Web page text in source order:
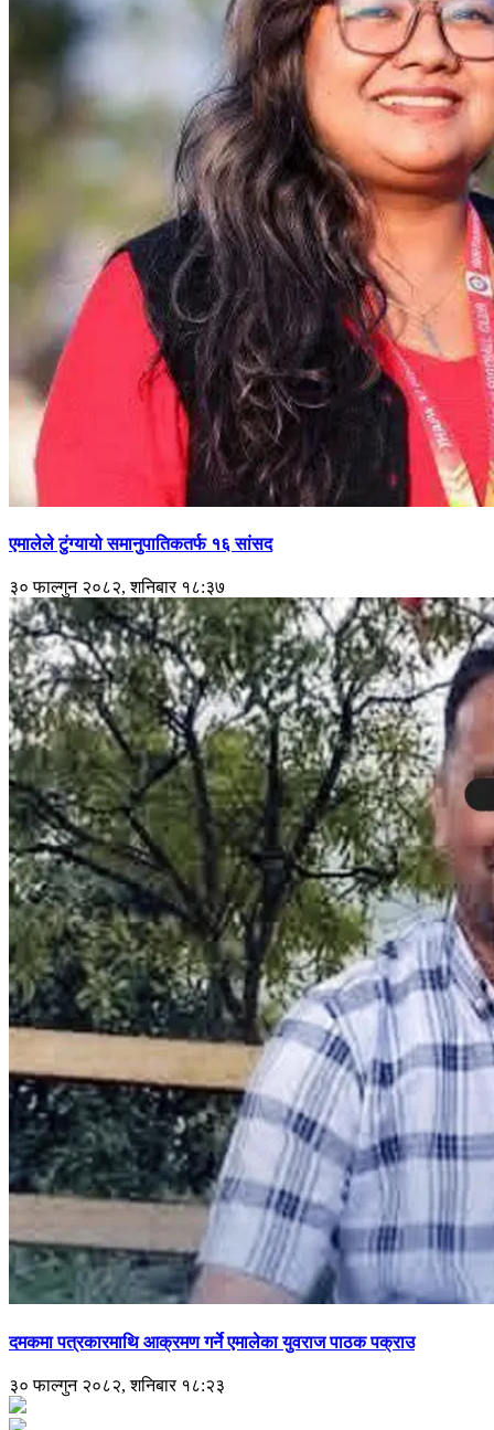
एमालेले टुंग्यायो समानुपातिकतर्फ १६ सांसद
३० फाल्गुन २०८२, शनिबार १८:३७
दमकमा पत्रकारमाथि आक्रमण गर्ने एमालेका युवराज पाठक पक्राउ
३० फाल्गुन २०८२, शनिबार १८:२३